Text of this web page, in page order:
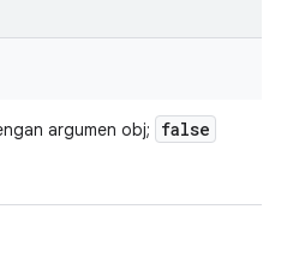
argumen obj; false